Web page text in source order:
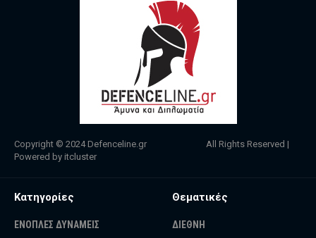
Copyright © 2024 Defenceline.gr All Rights Reserved |
Powered by itcluster
Κατηγορίες
ΕΝΟΠΛΕΣ ΔΥΝΑΜΕΙΣ
Θεματικές
ΔΙΕΘΝΗ